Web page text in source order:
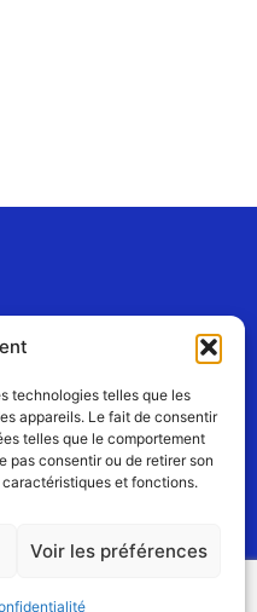
technologies telles que les
appareils. Le fait de consentir
telles que le comportement
pas consentir ou de retirer son
et fonctions.
Voir les préférences
nous